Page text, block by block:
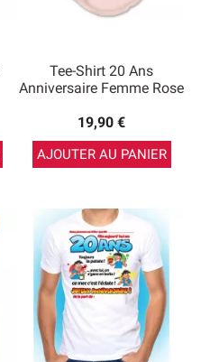
Tee-Shirt 20 Ans
Anniversaire Femme Rose
19,90 €
AJOUTER AU PANIER